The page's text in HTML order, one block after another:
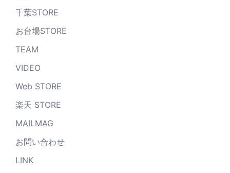
千葉STORE
お台場STORE
TEAM
VIDEO
Web STORE
楽天 STORE
MAILMAG
お問い合わせ
LINK